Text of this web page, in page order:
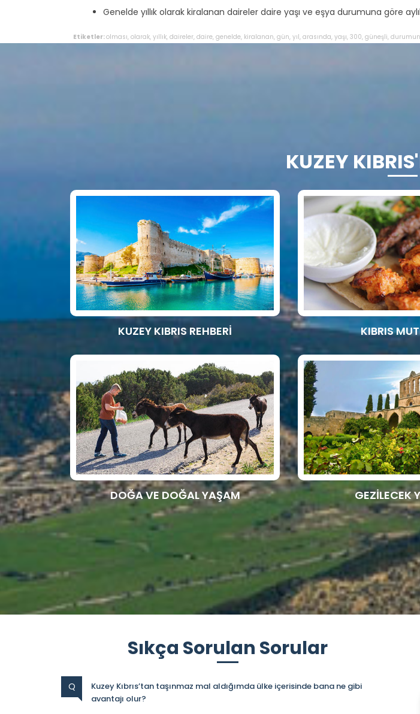
Genelde yıllık olarak kiralanan daireler daire yaşı ve eşya durumuna göre
Etiketler:olması, olarak, yıllık, daireler, daire, genelde, kiralanan, gün, yıl, arasında, yaşı, 300, güneşli,
KUZEY
KUZEY KIBRIS REHBERİ KIBRIS
DOĞA VE DOĞAL YAŞAM GEZİLECEK
Sıkça Sorulan Sorular
Q
Kuzey Kıbrıs’tan taşınmaz mal aldığımda ülke içerisinde bana ne gibi
avantajı olur?